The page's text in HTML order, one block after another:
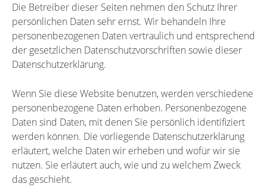
Die Betreiber dieser Seiten nehmen den Schutz Ihrer
persönlichen Daten sehr ernst. Wir behandeln Ihre
personenbezogenen Daten vertraulich und entsprechend
der gesetzlichen Datenschutzvorschriften sowie dieser
Datenschutzerklärung.
Wenn Sie diese Website benutzen, werden verschiedene
personenbezogene Daten erhoben. Personenbezogene
Daten sind Daten, mit denen Sie persönlich identifiziert
werden können. Die vorliegende Datenschutzerklärung
erläutert, welche Daten wir erheben und wofür wir sie
nutzen. Sie erläutert auch, wie und zu welchem Zweck
das geschieht.